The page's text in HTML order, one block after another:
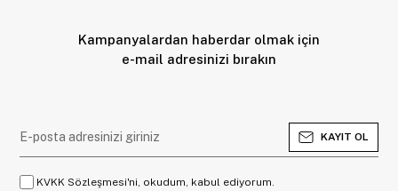
Kampanyalardan haberdar olmak için
e-mail adresinizi bırakın
KAYIT OL
KVKK Sözleşmesi'ni, okudum, kabul ediyorum.